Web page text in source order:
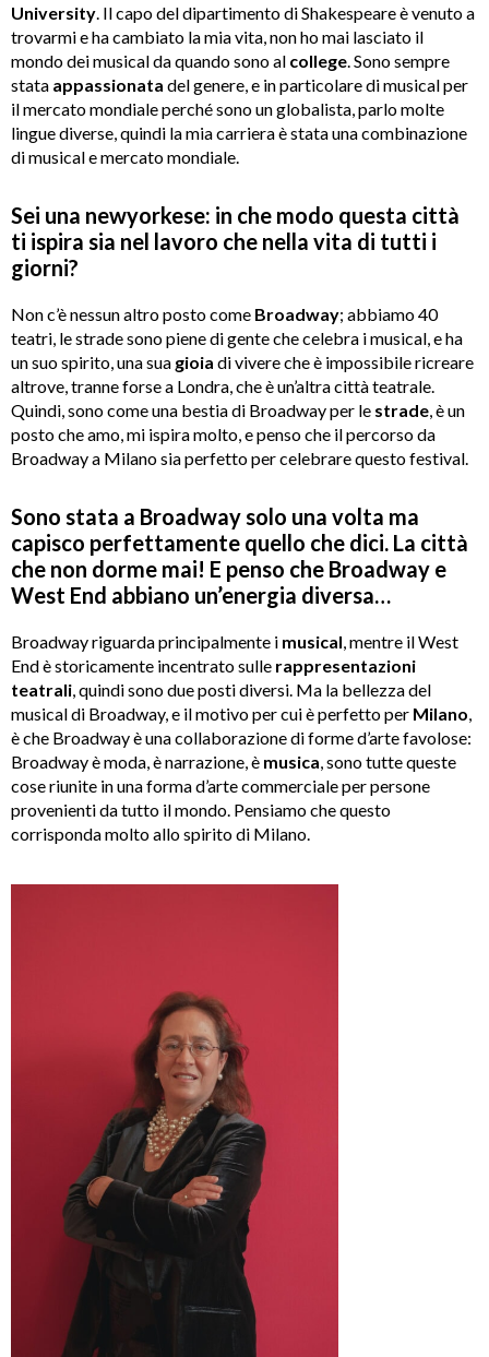
University . Il capo del dipartimento di Shakespeare è venuto a
trovarmi e ha cambiato la mia vita, non ho mai lasciato il
mondo dei musical da quando sono al college . Sono sempre
stata appassionata del genere, e in particolare di musical per
il mercato mondiale perché sono un globalista, parlo molte
lingue diverse, quindi la mia carriera è stata una combinazione
di musical e mercato mondiale.
Sei una newyorkese: in che modo questa città
ti ispira sia nel lavoro che nella vita di tutti i
giorni?
Non c’è nessun altro posto come Broadway; abbiamo 40
teatri, le strade sono piene di gente che celebra i musical, e ha
un suo spirito, una sua gioia di vivere che è impossibile ricreare
altrove, tranne forse a Londra, che è un’altra città teatrale.
Quindi, sono come una bestia di Broadway per le strade , è un
posto che amo, mi ispira molto, e penso che il percorso da
Broadway a Milano sia perfetto per celebrare questo festival.
Sono stata a Broadway solo una volta ma
capisco perfettamente quello che dici. La città
che non dorme mai! E penso che Broadway e
West End abbiano un’energia diversa…
Broadway riguarda principalmente i musical , mentre il West
End è storicamente incentrato sulle rappresentazioni
teatrali , quindi sono due posti diversi. Ma la bellezza del
musical di Broadway, e il motivo per cui è perfetto per Milano
è che Broadway è una collaborazione di forme d’arte favolose:
Broadway è moda, è narrazione, è musica , sono tutte queste
cose riunite in una forma d’arte commerciale per persone
provenienti da tutto il mondo. Pensiamo che questo
corrisponda molto allo spirito di Milano.